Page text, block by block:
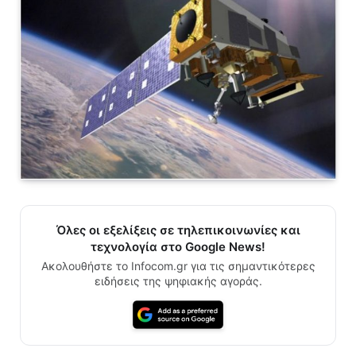
Όλες οι εξελίξεις σε τηλεπικοινωνίες και
τεχνολογία στο Google News!
Ακολουθήστε το Infocom.gr για τις σημαντικότερες
ειδήσεις της ψηφιακής αγοράς.